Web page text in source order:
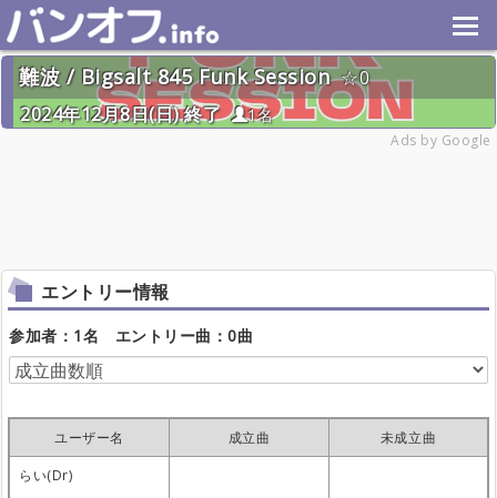
難波 / Bigsalt 845 Funk Session
0
2024年12月8日(日) 終了
1名
Ads by Google
エントリー情報
参加者：1名 エントリー曲：0曲
ユーザー名 成立曲
未成立曲
らい(Dr)